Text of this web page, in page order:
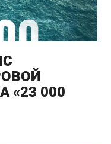
«23 000